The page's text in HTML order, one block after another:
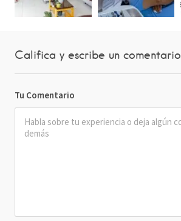
Califica y escribe un comentario
Tu Comentario